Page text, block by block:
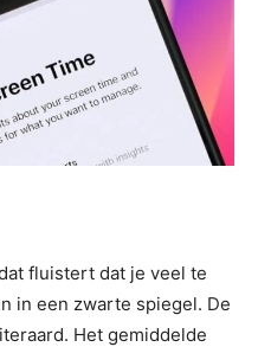
fluistert dat je veel te
in een zwarte spiegel. De
Het gemiddelde